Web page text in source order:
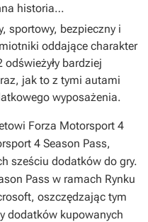
historia…
sportowy, bezpieczny i
oddające charakter
bardziej
jak to z tymi autami
wyposażenia.
Forza Motorsport 4
4 Season Pass,
sześciu dodatków do gry.
Pass w ramach Rynku
oszczędzając tym
dodatków kupowanych